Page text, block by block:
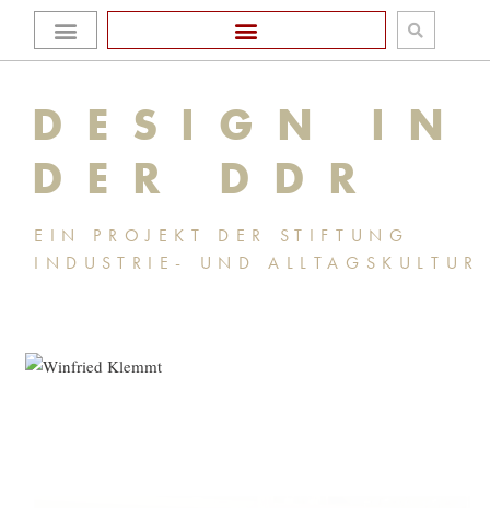
Zum
springen
DESIGN IN
DER DDR
EIN PROJEKT DER STIFTUNG
INDUSTRIE- UND ALLTAGSKULTUR